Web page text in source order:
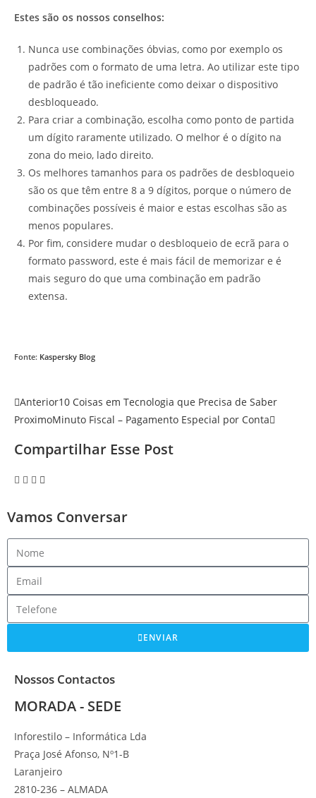
Estes são os nossos conselhos:
Nunca use combinações óbvias, como por exemplo os
padrões com o formato de uma letra. Ao utilizar este tipo
de padrão é tão ineficiente como deixar o dispositivo
desbloqueado.
Para criar a combinação, escolha como ponto de partida
um dígito raramente utilizado. O melhor é o dígito na
zona do meio, lado direito.
Os melhores tamanhos para os padrões de desbloqueio
são os que têm entre 8 a 9 dígitos, porque o número de
combinações possíveis é maior e estas escolhas são as
menos populares.
Por fim, considere mudar o desbloqueio de ecrã para o
formato password, este é mais fácil de memorizar e é
mais seguro do que uma combinação em padrão
extensa.
Fonte: Kaspersky Blog
Anterior10 Coisas em Tecnologia que Precisa de Saber
ProximoMinuto Fiscal – Pagamento Especial por Conta
Compartilhar Esse Post
Vamos Conversar
ENVIAR
Nossos Contactos
MORADA - SEDE
Inforestilo – Informática Lda
Praça José Afonso, Nº1-B
Laranjeiro
2810-236 – ALMADA